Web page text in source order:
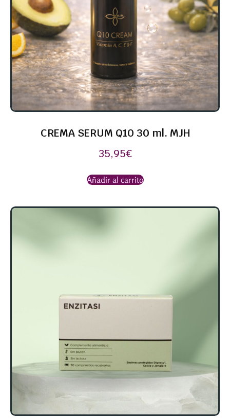
CREMA SERUM Q10 30 ml. MJH
35,95€
Añadir al carrito